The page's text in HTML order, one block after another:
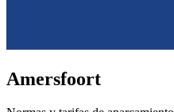
Amersfoort